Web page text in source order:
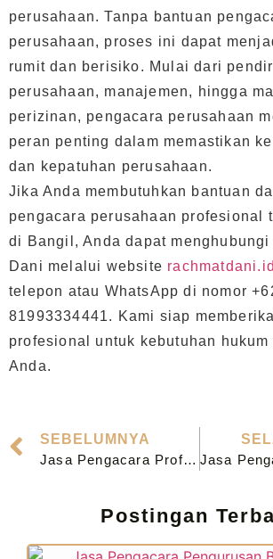
perusahaan. Tanpa bantuan
perusahaan, proses ini dapat
rumit dan berisiko. Mulai dari
perusahaan, manajemen, hingga
perizinan, pengacara perusahaan
peran penting dalam memastikan
dan kepatuhan perusahaan.
Jika Anda membutuhkan bantuan
pengacara perusahaan profesional
di Bangil, Anda dapat menghubungi
Dani melalui website rachmatdani.id
telepon atau WhatsApp di nomor
81993334441. Kami siap
profesional untuk kebutuhan hukum
Anda.
SEBELUMNYA
Jasa Pengacara Profesional Perusahaan di Tulungagung
Postingan